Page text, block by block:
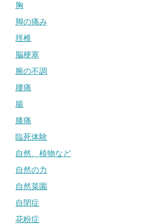
胸
脚の痛み
脛椎
脳梗塞
腕の不調
腰痛
腸
膝痛
臨死体験
自然、植物など
自然の力
自然菜園
自閉症
花粉症